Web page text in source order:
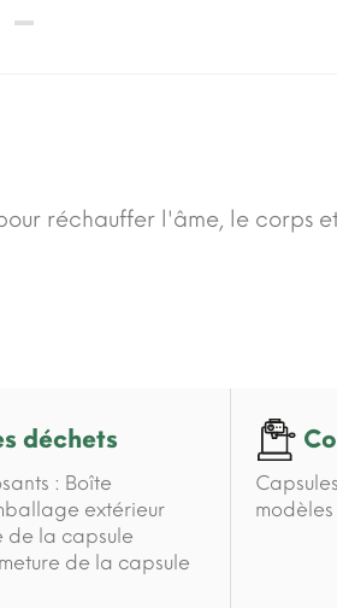
réchauffer l'âme, le corps
déchets
: Boîte
extérieur
de la capsule
de la capsule